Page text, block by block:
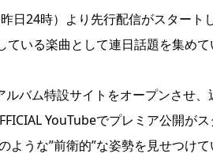
日24時）より先行配信がスター
いる楽曲として連日話題を集めて
バム特設サイトをオープンさせ
YouTubeでプレミア公開が
ような”前衛的”な姿勢を見せつけて